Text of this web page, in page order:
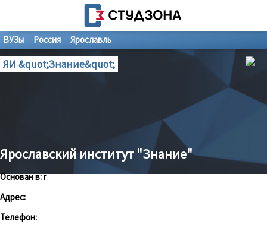
ВУЗы Россия Ярославль
ЯИ &quot;Знание&quot;
Ярославский институт "Знание"
Основан в:г.
Адрес:
Телефон: